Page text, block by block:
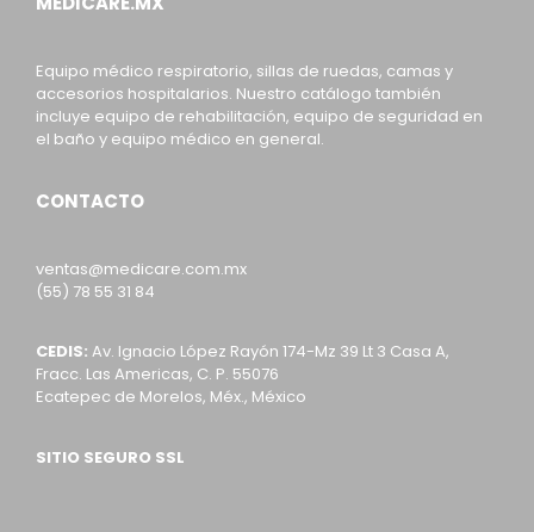
Equipo médico respiratorio, sillas de ruedas, camas y
accesorios hospitalarios. Nuestro catálogo también
incluye equipo de rehabilitación, equipo de seguridad en
el baño y equipo médico en general.
CONTACTO
ventas@medicare.com.mx
(55) 78 55 31 84
CEDIS: Av. Ignacio López Rayón 174-Mz 39 Lt 3 Casa A,
Fracc. Las Americas, C. P. 55076
Ecatepec de Morelos, Méx., México
SITIO SEGURO SSL